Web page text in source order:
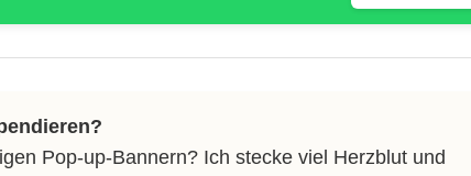
Pop-up-Bannern? Ich stecke viel Herzblut und